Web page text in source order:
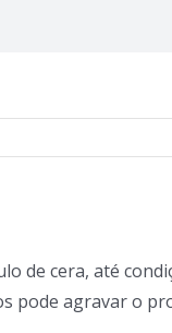
de cera, até
pode agravar o